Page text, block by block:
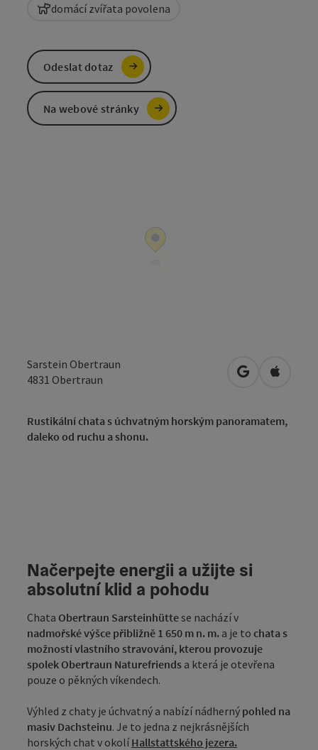
domácí zvířata povolena
Sarstein Obertraun
4831 Obertraun Otevřít vOtevřít
Rustikální chata s úchvatným horským panoramatem,
daleko od ruchu a shonu.
Načerpejte energii a užijte si
absolutní klid a pohodu
Chata Obertraun Sarsteinhüttese nachází v
nadmořské výšce přibližně 1 650 m n. m. a je to chata s
možností vlastního stravování, kterou provozuje
spolek Obertraun Naturefriends a která je otevřena
pouze o pěkných víkendech.
Výhled z chaty je úchvatný a nabízí nádherný pohled na
masiv Dachsteinu. Je to jedna z nejkrásnějších
horských chat v okolíHallstattského jezera.
Odeslat dotaz
Na webové stránky